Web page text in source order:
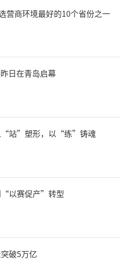
本次活动由
问，刘广担
术家们赴延
与写生创作
孔维克受邀
作品，供大
营商环境最好的10个省份之一
日在青岛启幕
“站”塑形，以“练”铸魂
“以赛促产”转型
破5万亿